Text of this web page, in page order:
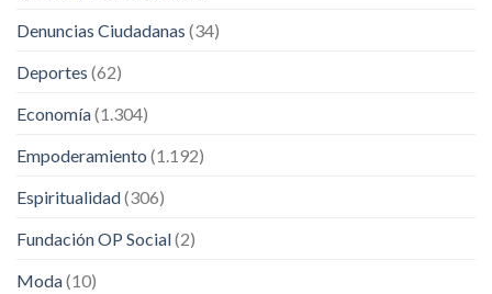
Denuncias Ciudadanas (34)
Deportes (62)
Economía(1.304)
Empoderamiento (1.192)
Espiritualidad(306)
Fundación OP Social(2)
Moda(10)